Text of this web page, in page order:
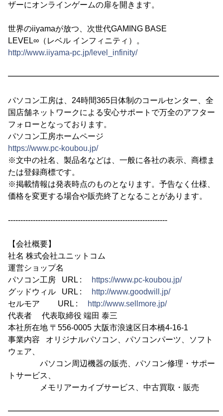
ザーにオンラインゲームの扉を開きます。
世界のiiyamaが放つ、次世代GAMING BASE
LEVEL∞（レベル インフィニティ）。
http://www.iiyama-pc.jp/level_infinity/
パソコン工房は、24時間365日体制のコールセンター、全
国店舗ネットワークによる安心サポートで万全のアフター
フォローとなっております。
パソコン工房ホームページ
https://www.pc-koubou.jp/
※文中の社名、製品名などは、一般に各社の表示、商標ま
たは登録商標です。
※掲載情報は発表時点のものとなります。予告なく仕様、
価格を変更する場合や販売終了となることがあります。
----------------------------------------------------------------
【会社概要】
社名 株式会社ユニットコム
運営ショップ名
パソコン工房 URL :
https://www.pc-koubou.jp/
グッドウィル URL :
http://www.goodwill.jp/
セルモア URL :
http://www.sellmore.jp/
代表者 代表取締役 端田 泰三
本社所在地 〒556-0005 大阪市浪速区日本橋4-16-1
事業内容 オリジナルパソコン、パソコンパーツ、ソフト
ウェア、
パソコン周辺機器の販売、パソコン修理・サポー
トサービス、
メモリアーカイブサービス、中古買取・販売